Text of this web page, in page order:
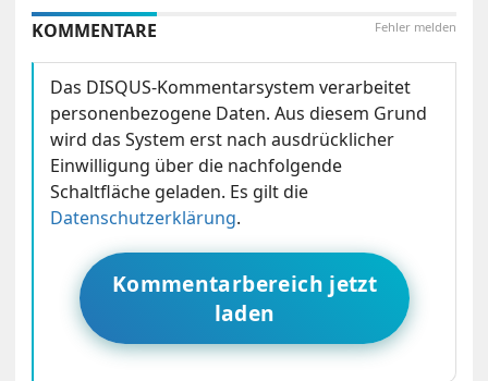
Fehler melden
KOMMENTARE
Das DISQUS-Kommentarsystem verarbeitet
personenbezogene Daten. Aus diesem Grund
wird das System erst nach ausdrücklicher
Einwilligung über die nachfolgende
Schaltfläche geladen. Es gilt die
Datenschutzerklärung.
Kommentarbereich jetzt
laden